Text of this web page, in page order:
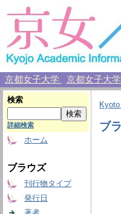
京都女子大学 京都女子大
検索
詳細検索
ホーム
ブラウズ
刊行物タイプ
発行日
ブ